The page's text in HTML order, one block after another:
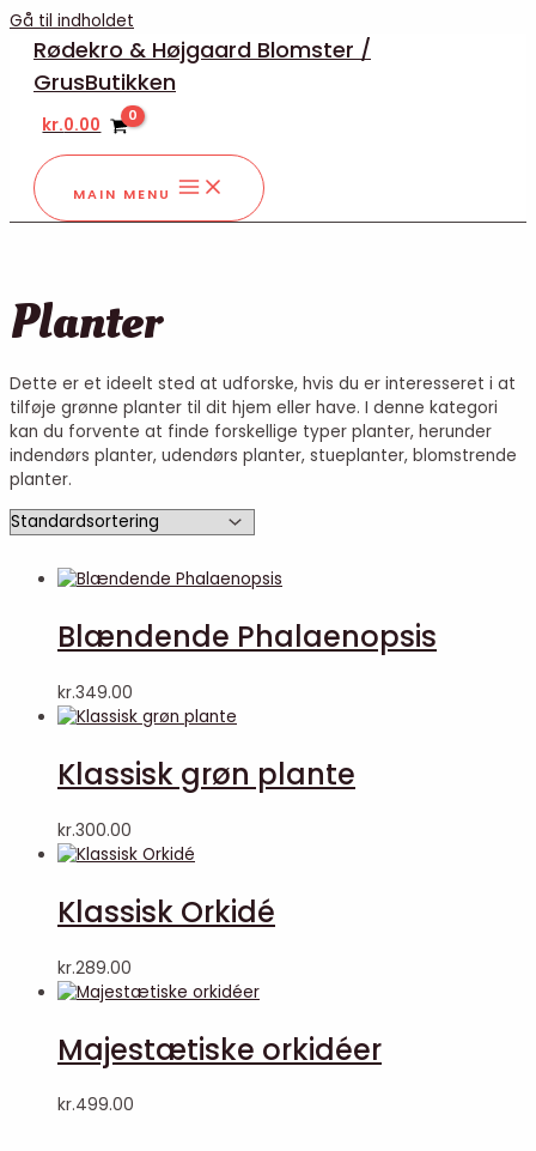
Gå til indholdet
Rødekro & Højgaard Blomster /
GrusButikken
kr.0.00
MAIN MENU
Planter
Dette er et ideelt sted at udforske, hvis du er interesseret i at
tilføje grønne planter til dit hjem eller have. I denne kategori
kan du forvente at finde forskellige typer planter, herunder
indendørs planter, udendørs planter, stueplanter, blomstrende
planter.
Blændende Phalaenopsis
kr.349.00
Klassisk grøn plante
kr.300.00
Klassisk Orkidé
kr.289.00
Majestætiske orkidéer
kr.499.00